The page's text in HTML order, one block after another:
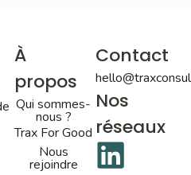
À
propos
Qui sommes-
nous ?
Trax For Good
Nous
rejoindre
Contact
Nos
réseaux